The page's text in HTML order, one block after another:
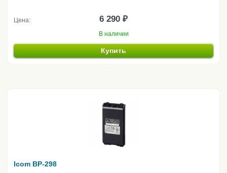
Цена: 6 290 ₽
В наличии
Купить
Icom BP-298